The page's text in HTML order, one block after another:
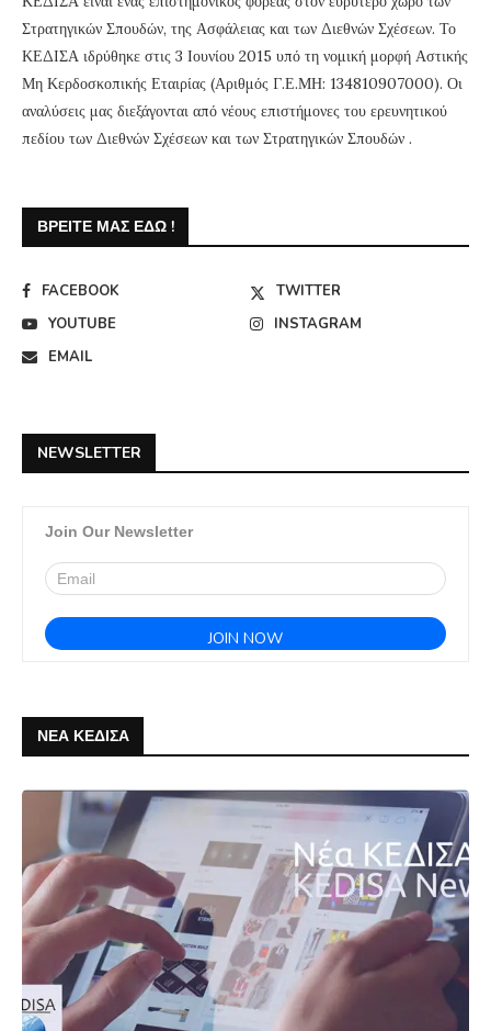
Στρατηγικών Σπουδών, της Ασφάλειας και των Διεθνών Σχέσεων. Το
ΚΕΔΙΣΑ ιδρύθηκε στις 3 Ιουνίου 2015 υπό τη νομική μορφή Αστικής
Μη Κερδοσκοπικής Εταιρίας (Αριθμός Γ.Ε.ΜΗ: 134810907000). Οι
αναλύσεις μας διεξάγονται από νέους επιστήμονες του ερευνητικού
πεδίου των Διεθνών Σχέσεων και των Στρατηγικών Σπουδών .
ΒΡΕΊΤΕ ΜΑΣ ΕΔΏ !
FACEBOOK
TWITTER
YOUTUBE
INSTAGRAM
EMAIL
NEWSLETTER
Join Our Newsletter
ΝΕΑ ΚΕΔΙΣΑ